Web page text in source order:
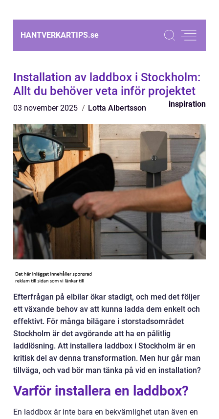
HANTVERKARTIPS.se
Installation av laddbox i Stockholm:
Allt du behöver veta inför projektet
03 november 2025 Lotta Albertsson inspiration
Efterfrågan på elbilar ökar stadigt, och med det följer
ett växande behov av att kunna ladda dem enkelt och
effektivt. För många bilägare i storstadsområdet
Stockholm är det avgörande att ha en pålitlig
laddlösning. Att installera laddbox i Stockholm är en
kritisk del av denna transformation. Men hur går man
tillväga, och vad bör man tänka på vid en installation?
Varför installera en laddbox?
En laddbox är inte bara en bekvämlighet utan även en